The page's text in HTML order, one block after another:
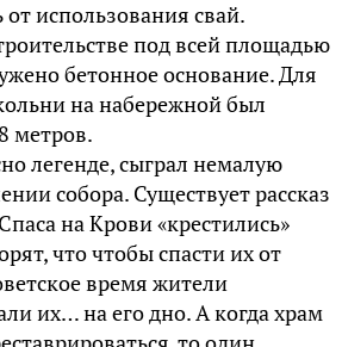
от использования свай.
под всей площадью
бетонное основание. Для
на набережной был
метров.
легенде, сыграл немалую
собора. Существует рассказ
на Крови «крестились»
что чтобы спасти их от
время жители
их… на его дно. А когда храм